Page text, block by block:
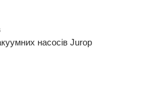
насосів Jurop